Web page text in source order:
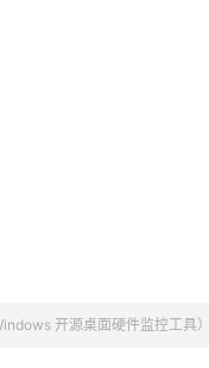
开源桌面硬件监控工具）